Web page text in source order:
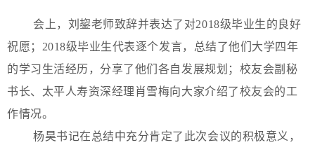
会上，刘鋆老师致辞并表达了对2018级毕业生的良好
祝愿；2018级毕业生代表逐个发言，总结了他们大学四年
的学习生活经历，分享了他们各自发展规划；校友会副秘
书长、太平人寿资深经理肖雪梅向大家介绍了校友会的工
作情况。
杨昊书记在总结中充分肯定了此次会议的积极意义，